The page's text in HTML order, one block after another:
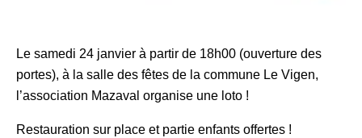
Le samedi 24 janvier à partir de 18h00 (ouverture des
portes), à la salle des fêtes de la commune Le Vigen,
l’association Mazaval organise une loto !
Restauration sur place et partie enfants offertes !